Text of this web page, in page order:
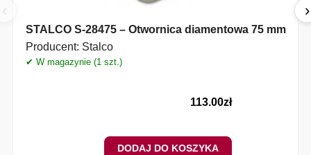
‹
STALCO S-28475 – Otwornica diamentowa 75 mm
Producent: Stalco
✔ W magazynie (1 szt.)
113.00zł
DODAJ DO KOSZYKA
›